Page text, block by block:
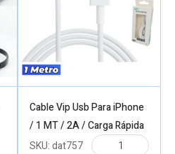
Cable Vip Usb Para iPhone
/ 1 MT / 2A / Carga Rápida
SKU:dat757